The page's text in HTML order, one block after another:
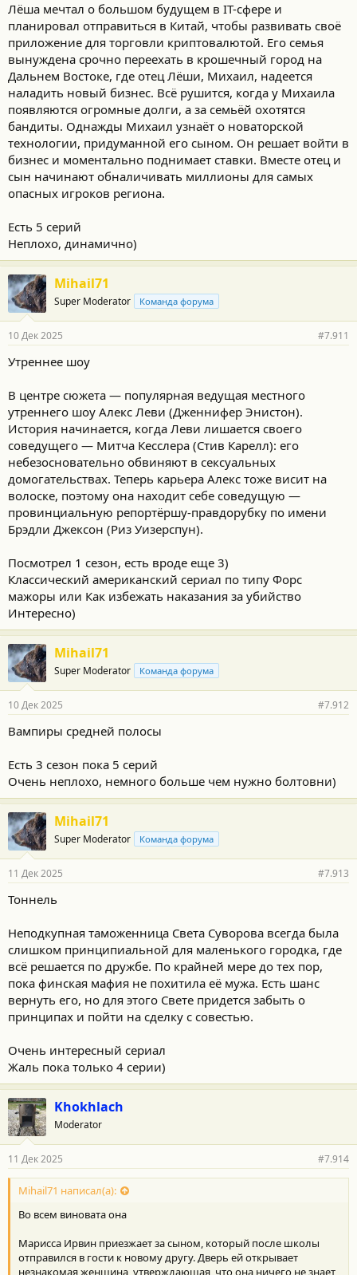
Лёша мечтал о большом будущем в IT-сфере и
планировал отправиться в Китай, чтобы развивать своё
приложение для торговли криптовалютой. Его семья
вынуждена срочно переехать в крошечный город на
Дальнем Востоке, где отец Лёши, Михаил, надеется
наладить новый бизнес. Всё рушится, когда у Михаила
появляются огромные долги, а за семьёй охотятся
бандиты. Однажды Михаил узнаёт о новаторской
технологии, придуманной его сыном. Он решает войти в
бизнес и моментально поднимает ставки. Вместе отец и
сын начинают обналичивать миллионы для самых
опасных игроков региона.
Есть 5 серий
Неплохо, динамично)
Mihail71
Super Moderator Команда форума
10 Дек 2025 #7.911
Утреннее шоу
В центре сюжета — популярная ведущая местного
утреннего шоу Алекс Леви (Дженнифер Энистон).
История начинается, когда Леви лишается своего
соведущего — Митча Кесслера (Стив Карелл): его
небезосновательно обвиняют в сексуальных
домогательствах. Теперь карьера Алекс тоже висит на
волоске, поэтому она находит себе соведущую —
провинциальную репортёршу-правдорубку по имени
Брэдли Джексон (Риз Уизерспун).
Посмотрел 1 сезон, есть вроде еще 3)
Классический американский сериал по типу Форс
мажоры или Как избежать наказания за убийство
Интересно)
Mihail71
Super Moderator Команда форума
10 Дек 2025 #7.912
Вампиры средней полосы
Есть 3 сезон пока 5 серий
Очень неплохо, немного больше чем нужно болтовни)
Mihail71
Super Moderator Команда форума
11 Дек 2025 #7.913
Тоннель
Неподкупная таможенница Света Суворова всегда была
слишком принципиальной для маленького городка, где
всё решается по дружбе. По крайней мере до тех пор,
пока финская мафия не похитила её мужа. Есть шанс
вернуть его, но для этого Свете придется забыть о
принципах и пойти на сделку с совестью.
Очень интересный сериал
Жаль пока только 4 серии)
Khokhlach
Moderator
11 Дек 2025 #7.914
Mihail71 написал(а):
Во всем виновата она
Марисса Ирвин приезжает за сыном, который после школы
отправился в гости к новому другу. Дверь ей открывает
незнакомая женщина, утверждающая, что она ничего не знает